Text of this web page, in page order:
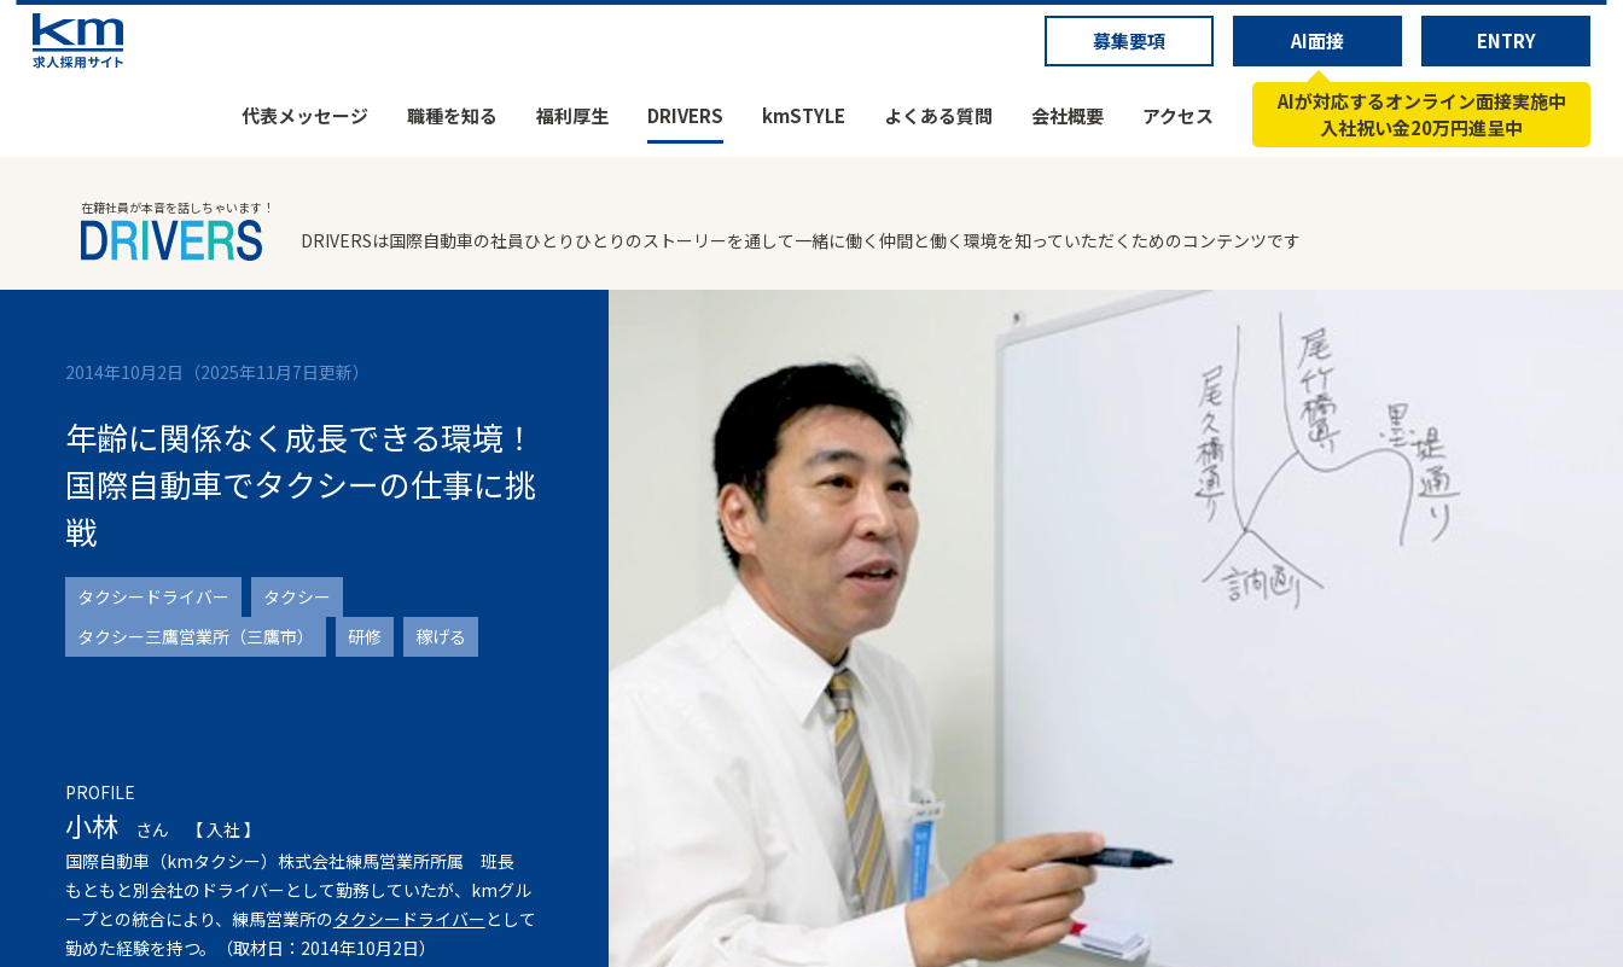
募集要項 AI面接 ENTRY
AIが対応するオンライン面接実施中
入社祝い金20万円進呈中
代表メッセージ 職種を知る 福利厚生 DRIVERS kmSTYLE よくある質問 会社概要 アクセス
在籍社員が本音を話しちゃいます！
DRIVERSは国際自動車の社員ひとりひとりのストーリーを通して一緒に働く仲間と働く環境を知っていただくためのコンテンツです
2014年10月2日 （2025年11月7日更新）
年齢に関係なく成長できる環境！
国際自動車でタクシーの仕事に挑
戦
タクシードライバー
タクシー
タクシー三鷹営業所（三鷹市）
研修 稼げる
PROFILE
小林さん
【 入社 】
国際自動車（kmタクシー）株式会社練馬営業所所属 班長
もともと別会社のドライバーとして勤務していたが、kmグル
ープとの統合により、練馬営業所のタクシードライバーとして
勤めた経験を持つ。（取材日：2014年10月2日）